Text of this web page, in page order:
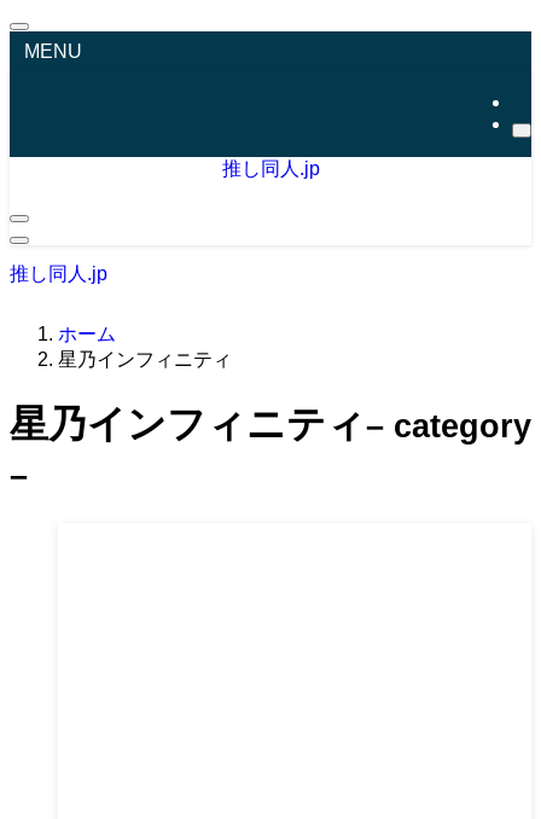
MENU
推し同人.jp
推し同人.jp
ホーム
星乃インフィニティ
星乃インフィニティ– category
–